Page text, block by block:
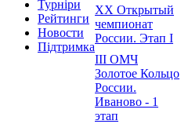
Турніри
Рейтинги
Новости
Підтримка
XX Открытый
чемпионат
России. Этап I
III ОМЧ
Золотое Кольцо
России.
Иваново - 1
этап